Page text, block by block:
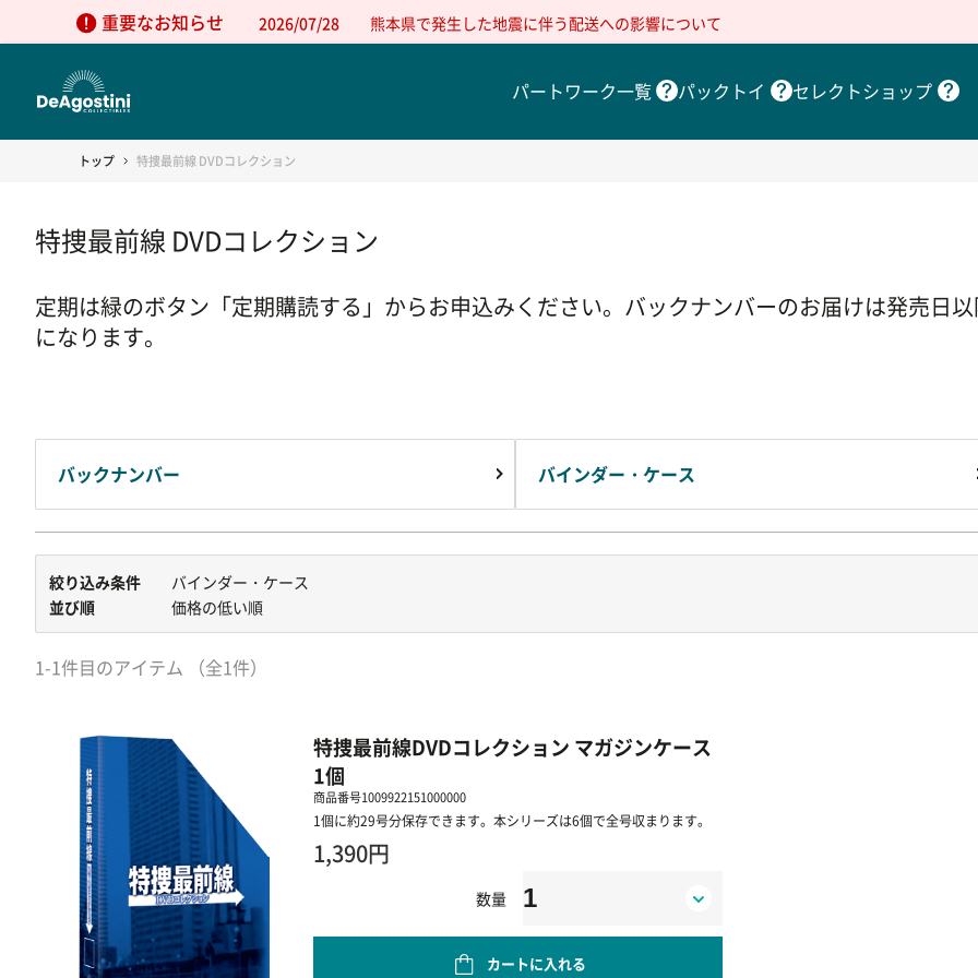
2026/07/28
重要なお知らせ 熊本県で発生した地震に伴う配送への影響について
パートワーク一覧 パックトイ セレクトショップ
トップ 特捜最前線 DVDコレクション
特捜最前線 DVDコレクション
定期は緑のボタン「定期購読する」からお申込みください。バックナンバーのお届けは発売日
になります。
バックナンバー バインダー・ケース
絞り込み条件
バインダー・ケース
並び順
価格の低い順
1-1件目のアイテム （全1件）
特捜最前線DVDコレクション マガジンケース
1個
商品番号1009922151000000
1個に約29号分保存できます。本シリーズは6個で全号収まります。
1,390円
数量
カートに入れる